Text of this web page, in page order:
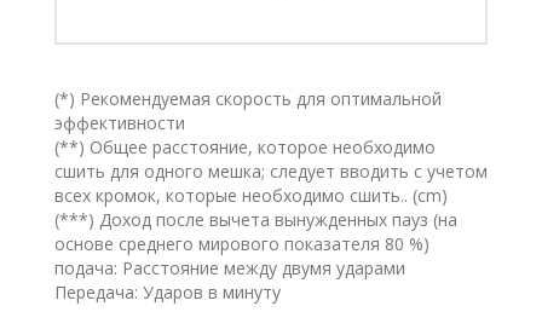
(*) Рекомендуемая скорость для оптимальной
эффективности
(**) Общее расстояние, которое необходимо
сшить для одного мешка; следует вводить с учетом
всех кромок, которые необходимо сшить.. (cm)
(***) Доход после вычета вынужденных пауз (на
основе среднего мирового показателя 80 %)
подача: Расстояние между двумя ударами
Передача: Ударов в минуту